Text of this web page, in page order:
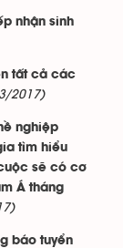
nhận sinh
tất cả các
2017)
nghiệp
tìm hiểu
sẽ có cơ
Á tháng
báo tuyển